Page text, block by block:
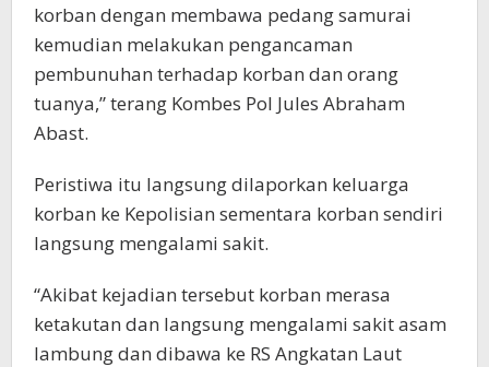
korban dengan membawa pedang samurai
kemudian melakukan pengancaman
pembunuhan terhadap korban dan orang
tuanya,” terang Kombes Pol Jules Abraham
Abast.
Peristiwa itu langsung dilaporkan keluarga
korban ke Kepolisian sementara korban sendiri
langsung mengalami sakit.
“Akibat kejadian tersebut korban merasa
ketakutan dan langsung mengalami sakit asam
lambung dan dibawa ke RS Angkatan Laut